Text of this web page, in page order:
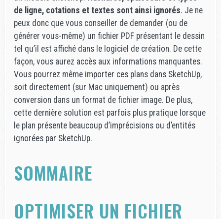
de ligne, cotations et textes sont ainsi ignorés. Je ne
peux donc que vous conseiller de demander (ou de
générer vous-même) un fichier PDF présentant le dessin
tel qu’il est affiché dans le logiciel de création. De cette
façon, vous aurez accès aux informations manquantes.
Vous pourrez même importer ces plans dans SketchUp,
soit directement (sur Mac uniquement) ou après
conversion dans un format de fichier image. De plus,
cette dernière solution est parfois plus pratique lorsque
le plan présente beaucoup d’imprécisions ou d’entités
ignorées par SketchUp.
SOMMAIRE
OPTIMISER UN FICHIER